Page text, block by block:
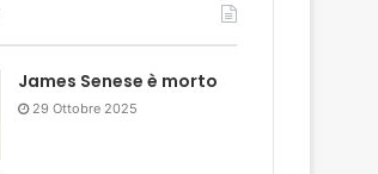
James Senese è morto
29 Ottobre 2025